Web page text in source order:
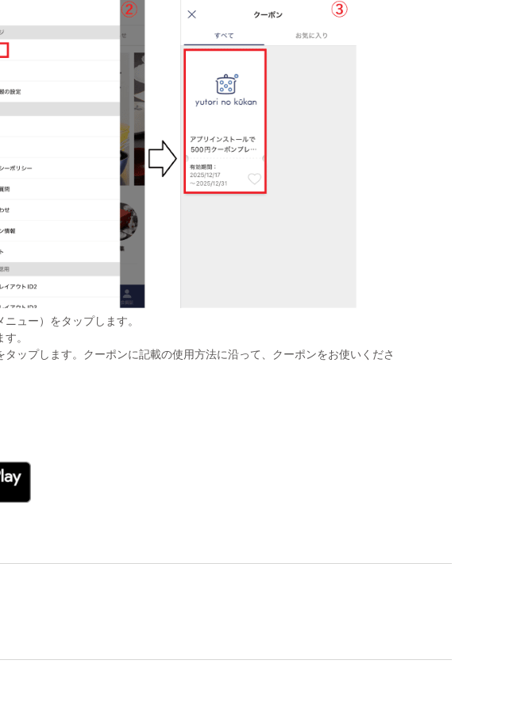
ュー）をタップします。
。
ップします。クーポンに記載の使用方法に沿って、クーポンをお使いくださ